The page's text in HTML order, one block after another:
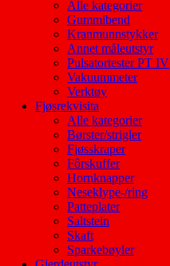
Alle kategorier
Gummibend
Kranmunnstykker
Annet måleutstyr
Pulsatortester PT IV
Vakuummeter
Verktøy
Fjøsrekvisita
Alle kategorier
Børster/strigler
Fjøsskraper
Fôrskuffer
Hornknapper
Neseklype-/ring
Patteplater
Saltstein
Skaft
Sparkebøyler